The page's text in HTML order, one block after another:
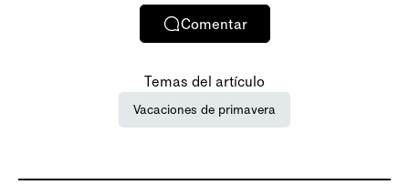
Comentar
Temas del artículo
Vacaciones de primavera